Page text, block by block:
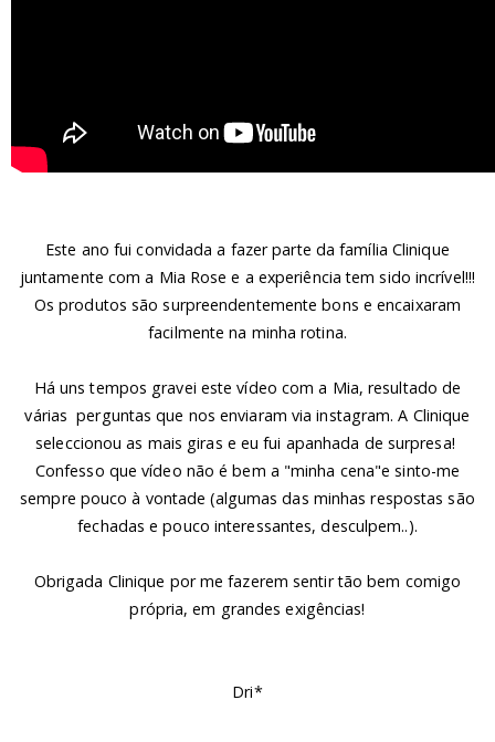
Este ano fui convidada a fazer parte da família Clinique
juntamente com a Mia Rose e a experiência tem sido incrível!!!
Os produtos são surpreendentemente bons e encaixaram
facilmente na minha rotina.
Há uns tempos gravei este vídeo com a Mia, resultado de
várias perguntas que nos enviaram via instagram. A Clinique
seleccionou as mais giras e eu fui apanhada de surpresa!
Confesso que vídeo não é bem a "minha cena"e sinto-me
sempre pouco à vontade (algumas das minhas respostas são
fechadas e pouco interessantes, desculpem..).
Obrigada Clinique por me fazerem sentir tão bem comigo
própria, em grandes exigências!
Dri*